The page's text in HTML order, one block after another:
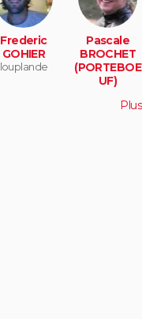
Frederic
GOHIER
louplande
Pascale
BROCHET
(PORTEBOE
UF)
Plus